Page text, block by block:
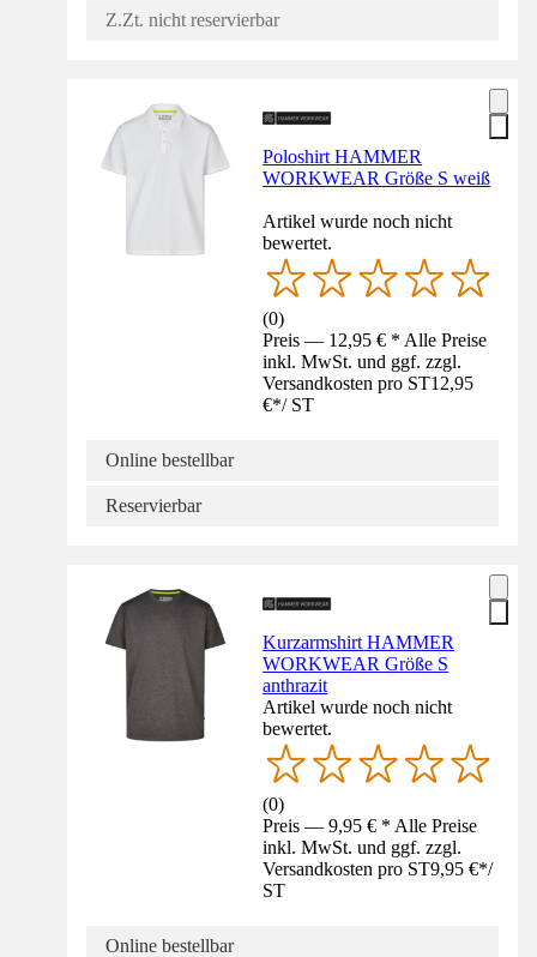
Z.Zt. nicht reservierbar
Poloshirt HAMMER
WORKWEAR Größe S weiß
Artikel wurde noch nicht
bewertet.
(0)
Preis — 12,95 € * Alle Preise
inkl. MwSt. und ggf. zzgl.
Versandkosten pro ST12,95
€*/ ST
Online bestellbar
Reservierbar
Kurzarmshirt HAMMER
WORKWEAR Größe S
anthrazit
Artikel wurde noch nicht
bewertet.
(0)
Preis — 9,95 € * Alle Preise
inkl. MwSt. und ggf. zzgl.
Versandkosten pro ST9,95 €*/
ST
Online bestellbar